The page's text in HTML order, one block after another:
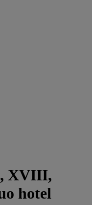
XVIII,
hotel